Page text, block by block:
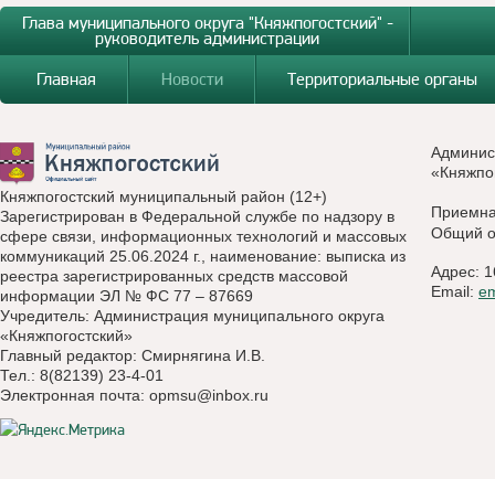
Глава муниципального округа "Княжпогостский" -
руководитель администрации
Главная
Новости Территориальные органы
Княжпогостский муниципальный район (12+)
Зарегистрирован в Федеральной службе по надзору в
сфере связи, информационных технологий и массовых
коммуникаций 25.06.2024 г., наименование: выписка из
реестра зарегистрированных средств массовой
информации ЭЛ № ФС 77 – 87669
Учредитель: Администрация муниципального округа
«Княжпогостский»
Главный редактор: Смирнягина И.В.
Тел.: 8(82139) 23-4-01
Электронная почта: opmsu@inbox.ru
Общий
Адрес:
Email: